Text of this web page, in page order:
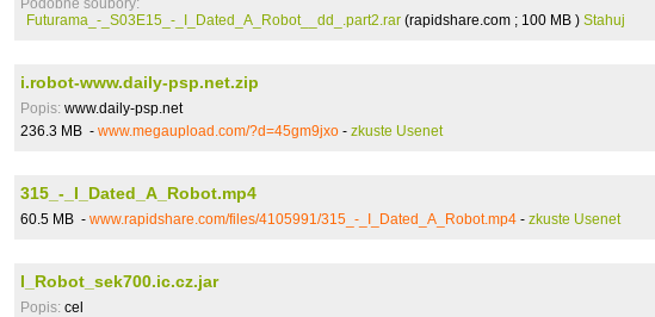
Podobné soubory:
Futurama_-_S03E15_-_I_Dated_A_Robot__dd_.part2.rar (rapidshare.com ; 100 MB ) Stahuj
i.robot-www.daily-psp.net.zip
Popis: www.daily-psp.net
236.3 MB - www.megaupload.com/?d=45gm9jxo - zkuste Usenet
315_-_I_Dated_A_Robot.mp4
60.5 MB - www.rapidshare.com/files/4105991/315_-_I_Dated_A_Robot.mp4 - zkuste Usenet
I_Robot_sek700.ic.cz.jar
Popis: cel